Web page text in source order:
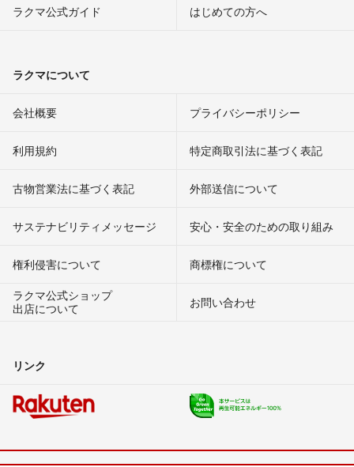
ラクマ公式ガイド はじめての方へ
ラクマについて
会社概要 プライバシーポリシー
利用規約 特定商取引法に基づく表記
古物営業法に基づく表記 外部送信について
サステナビリティメッセージ 安心・安全のための取り組み
権利侵害について
商標権について
ラクマ公式ショップ
出店について
お問い合わせ
リンク